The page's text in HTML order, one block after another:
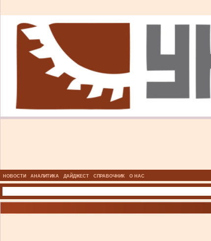
НОВОСТИ АНАЛИТИКА ДАЙДЖЕСТ СПРАВОЧНИК О НАС